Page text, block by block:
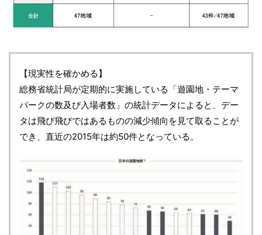
【現実性を確かめる】
総務省統計局が定期的に実施している「遊園地・テーマ
パークの数及び入場者数」の統計データによると、デー
タは飛び飛びではあるものの減少傾向を見て取ることが
でき、直近の2015年は約50件となっている。